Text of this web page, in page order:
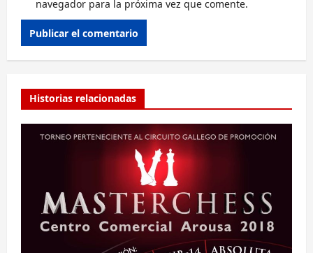
navegador para la próxima vez que comente.
Historias relacionadas